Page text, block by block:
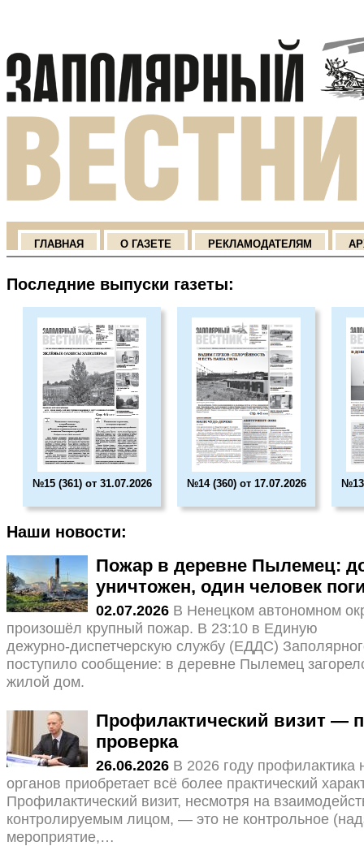
ГЛАВНАЯ О ГАЗЕТЕ РЕКЛАМОДАТЕЛЯМ
Последние выпуски газеты:
№15 (361) от 31.07.2026 №14 (360) от 17.07.2026 №13
Наши новости:
Пожар в деревне Пылемец:
уничтожен, один человек
02.07.2026 В Ненецком автономном
произошёл крупный пожар. В 23:10 в Единую
дежурно‑диспетчерскую службу (ЕДДС)
поступило сообщение: в деревне Пылемец
жилой дом.
Профилактический визит —
проверка
26.06.2026 В 2026 году профилактика
органов приобретает всё более практический
Профилактический визит, несмотря на
контролируемым лицом, — это не контрольное
мероприятие,…